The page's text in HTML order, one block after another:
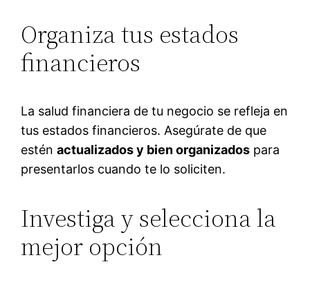
Organiza tus estados
financieros
La salud financiera de tu negocio se refleja en
tus estados financieros. Asegúrate de que
esténactualizados y bien organizados para
presentarlos cuando te lo soliciten.
Investiga y selecciona la
mejor opción